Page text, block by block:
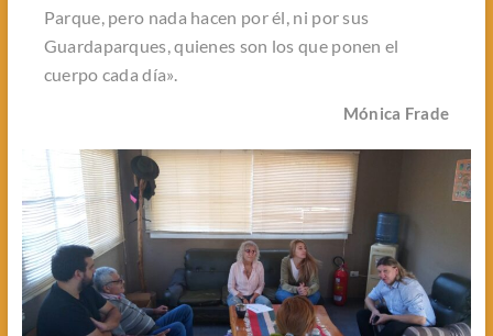
Parque, pero nada hacen por él, ni por sus
Guardaparques, quienes son los que ponen el
cuerpo cada día».
Mónica Frade